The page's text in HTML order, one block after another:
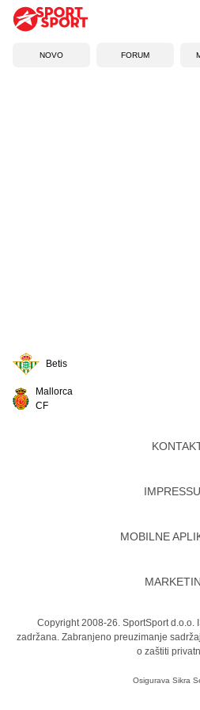
NOVO FORUM
Betis
Mallorca
CF
MOBILNE
Copyright 2008-26. SportSport d.o.o.
zadržana. Zabranjeno preuzimanje
o zaštiti
Osigurava Sikra